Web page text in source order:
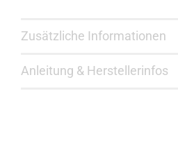
Zusätzliche Informationen
Anleitung & Herstellerinfos